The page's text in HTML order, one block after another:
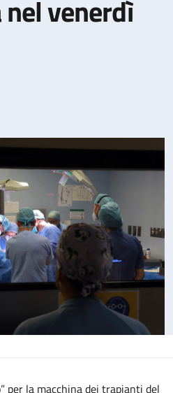
venerdì
per la macchina dei trapianti del